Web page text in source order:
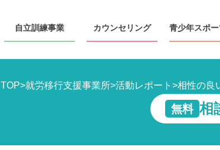
自立訓練事業 カウンセ リング 青少年スポ
TOP>就労移行支援事業所>活動レポート >相性の良
無料 相